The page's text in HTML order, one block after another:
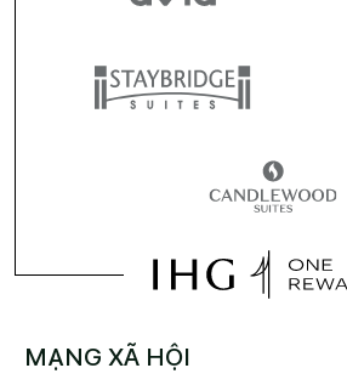
MẠNG XÃ HỘI